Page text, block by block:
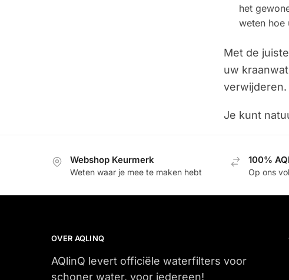
het
weten hoe
Met de
uw
verwijderen.
Je kunt
Webshop Keurmerk
Weten waar je mee te maken hebt
100%
Op ons
OVER AQLINQ
AQlinQ levert officiële waterfilters voor
schoner water, voor iedereen!